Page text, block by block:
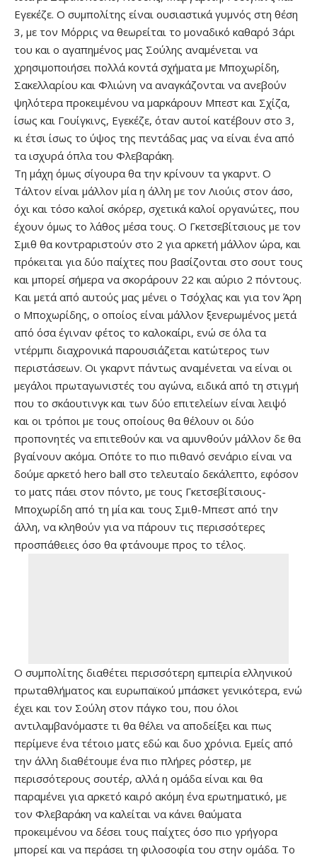
Εγεκέζε. Ο συμπολίτης είναι ουσιαστικά γυμνός στη θέση
3, με τον Μόρρις να θεωρείται το μοναδικό καθαρό 3άρι
του και ο αγαπημένος μας Σούλης αναμένεται να
χρησιμοποιήσει πολλά κοντά σχήματα με Μποχωρίδη,
Σακελλαρίου και Φλιώνη να αναγκάζονται να ανεβούν
ψηλότερα προκειμένου να μαρκάρουν Μπεστ και Σχίζα,
ίσως και Γουίγκινς, Εγεκέζε, όταν αυτοί κατέβουν στο 3,
κι έτσι ίσως το ύψος της πεντάδας μας να είναι ένα από
τα ισχυρά όπλα του Φλεβαράκη.
Τη μάχη όμως σίγουρα θα την κρίνουν τα γκαρντ. Ο
Τάλτον είναι μάλλον μία η άλλη με τον Λιούις στον άσο,
όχι και τόσο καλοί σκόρερ, σχετικά καλοί οργανώτες, που
έχουν όμως το λάθος μέσα τους. Ο Γκετσεβίτσιους με τον
Σμιθ θα κοντραριστούν στο 2 για αρκετή μάλλον ώρα, και
πρόκειται για δύο παίχτες που βασίζονται στο σουτ τους
και μπορεί σήμερα να σκοράρουν 22 και αύριο 2 πόντους.
Και μετά από αυτούς μας μένει ο Τσόχλας και για τον Άρη
ο Μποχωρίδης, ο οποίος είναι μάλλον ξενερωμένος μετά
από όσα έγιναν φέτος το καλοκαίρι, ενώ σε όλα τα
ντέρμπι διαχρονικά παρουσιάζεται κατώτερος των
περιστάσεων. Οι γκαρντ πάντως αναμένεται να είναι οι
μεγάλοι πρωταγωνιστές του αγώνα, ειδικά από τη στιγμή
που το σκάουτινγκ και των δύο επιτελείων είναι λειψό
και οι τρόποι με τους οποίους θα θέλουν οι δύο
προπονητές να επιτεθούν και να αμυνθούν μάλλον δε θα
βγαίνουν ακόμα. Οπότε το πιο πιθανό σενάριο είναι να
δούμε αρκετό hero ball στο τελευταίο δεκάλεπτο, εφόσον
το ματς πάει στον πόντο, με τους Γκετσεβίτσιους-
Μποχωρίδη από τη μία και τους Σμιθ-Μπεστ από την
άλλη, να κληθούν για να πάρουν τις περισσότερες
προσπάθειες όσο θα φτάνουμε προς το τέλος.
Ο συμπολίτης διαθέτει περισσότερη εμπειρία ελληνικού
πρωταθλήματος και ευρωπαϊκού μπάσκετ γενικότερα, ενώ
έχει και τον Σούλη στον πάγκο του, που όλοι
αντιλαμβανόμαστε τι θα θέλει να αποδείξει και πως
περίμενε ένα τέτοιο ματς εδώ και δυο χρόνια. Εμείς από
την άλλη διαθέτουμε ένα πιο πλήρες ρόστερ, με
περισσότερους σουτέρ, αλλά η ομάδα είναι και θα
παραμένει για αρκετό καιρό ακόμη ένα ερωτηματικό, με
τον Φλεβαράκη να καλείται να κάνει θαύματα
προκειμένου να δέσει τους παίχτες όσο πιο γρήγορα
μπορεί και να περάσει τη φιλοσοφία του στην ομάδα. Το